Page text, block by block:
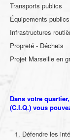
Transports publics
Équipements
Infrastructures
Propreté - Déchets
Projet Marseille en
Dans votre
(C.I.Q.) vous
Défendre les